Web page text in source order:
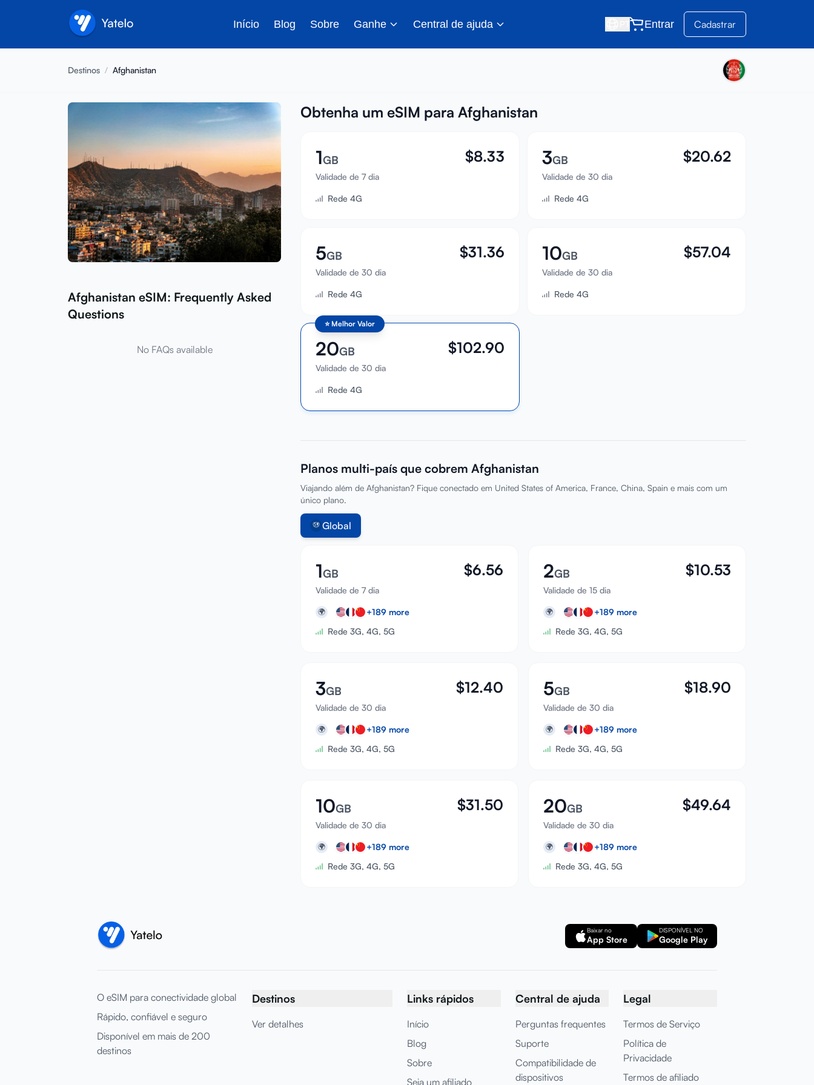
Início Blog Sobre Ganhe Central de ajuda Entrar Cadastrar
Destinos / Afghanistan
Afghanistan eSIM: Frequently Asked
Questions
No FAQs available
Obtenha um eSIM para Afghanistan
1GB
Validade de 7 dia
$8.33
Rede 4G
3GB
Validade de 30 dia
$20.62
Rede 4G
5GB
Validade de 30 dia
$31.36
Rede 4G
10GB
Validade de 30 dia
$57.04
Rede 4G
⭐ Melhor Valor
20GB
Validade de 30 dia
$102.90
Rede 4G
Planos multi-país que cobrem Afghanistan
Viajando além de Afghanistan? Fique conectado em United States of America, France, China, Spain e mais com um
único plano.
Global
1GB
Validade de 7 dia
$6.56
🌍 +189 more
Rede 3G, 4G, 5G
2GB
Validade de 15 dia
$10.53
🌍 +189 more
Rede 3G, 4G, 5G
3GB
Validade de 30 dia
$12.40
🌍 +189 more
Rede 3G, 4G, 5G
5GB
Validade de 30 dia
$18.90
🌍 +189 more
Rede 3G, 4G, 5G
10GB
Validade de 30 dia
$31.50
🌍 +189 more
Rede 3G, 4G, 5G
20GB
Validade de 30 dia
$49.64
🌍 +189 more
Rede 3G, 4G, 5G
Baixar no
App Store
DISPONÍVEL NO
Google Play
O eSIM para conectividade global
Rápido, confiável e seguro
Disponível em mais de 200
destinos
Destinos
Ver detalhes
Links rápidos
Início
Blog
Sobre
Seja um afiliado
Central de ajuda
Perguntas frequentes
Suporte
Compatibilidade de
dispositivos
Legal
Termos de Serviço
Política de
Privacidade
Termos de afiliado